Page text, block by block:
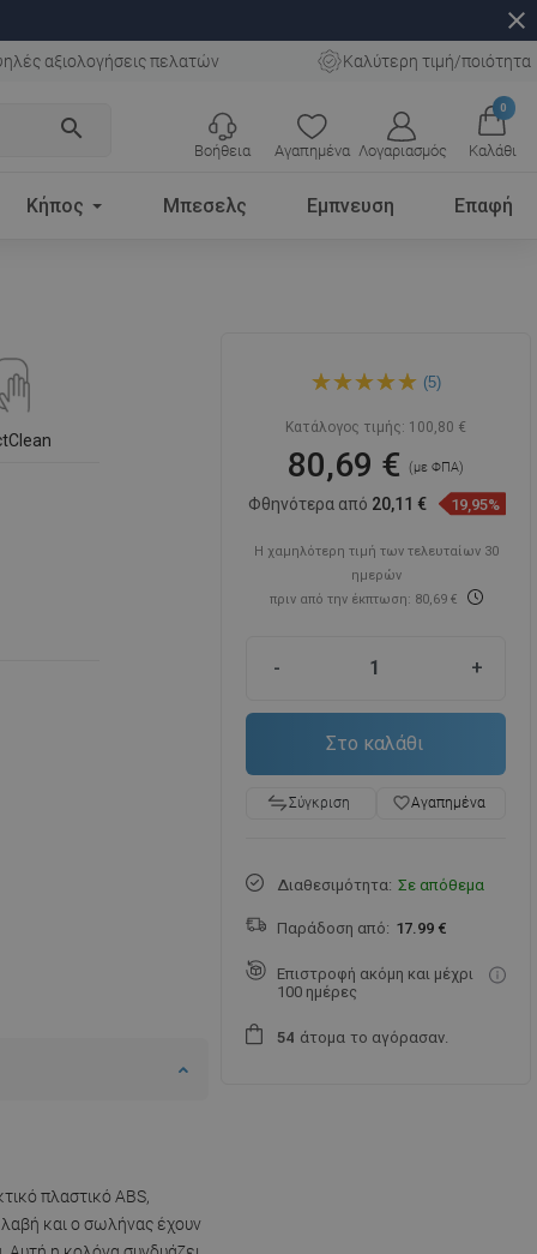
close
αξιολογήσεις πελατών Καλύτερη τιμή/ποιότητα
search
Αγαπημένα Λογαριασμός
0
Καλάθι
Βοήθεια
Κήπος Μπεσελς Εμπνευση Επαφή
πλαστικό ABS,
λαβή και ο σωλήνας έχουν
Mexen X05 στήλη ντους,
λευκή - 798050591-20
(5)
Κατάλογος τιμής: 100,80 €
80,69 €(με ΦΠΑ)
Φθηνότερα από 20,11 € 19,95%
Η χαμηλότερη τιμή των τελευταίων 30
ημερών
πριν από την έκπτωση: 80,69 €
- +
Στο καλάθι
Σύγκριση favorite_borderΑγαπημένα
Διαθεσιμότητα: Σε απόθεμα
Παράδοση από: 17.99 €
Επιστροφή ακόμη και μέχρι
100 ημέρες
54 άτομα το αγόρασαν.